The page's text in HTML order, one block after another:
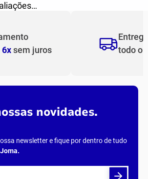
6xsem juros
todo o
novidades.
newsletter e fique por dentro de tudo
Joma.